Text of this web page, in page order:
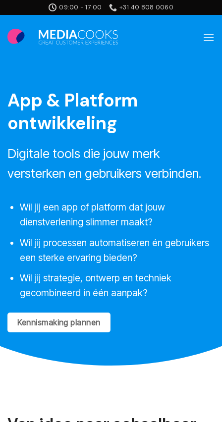
naar
inhoud
09:00 - 17:00 +31 40 808 0060
App & Platform
ontwikkeling
Digitale tools die jouw merk
versterken en gebruikers verbinden.
Wil jij een app of platform dat jouw
dienstverlening slimmer maakt?
Wil jij processen automatiseren én gebruikers
een sterke ervaring bieden?
Wil jij strategie, ontwerp en techniek
gecombineerd in één aanpak?
Kennismaking plannen